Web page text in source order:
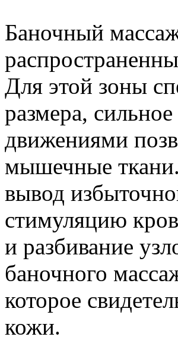
Баночный
Для этой зоны
размера,
движениями
мышечные
вывод
стимуляцию
и разбивание
баночного
которое
кожи.